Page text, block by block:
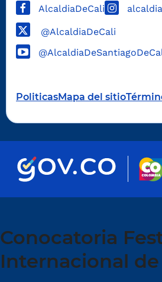
AlcaldiaDeCali
@AlcaldiaDeCali
PoliticasMapa del sitio
Conocatoria
Internacional